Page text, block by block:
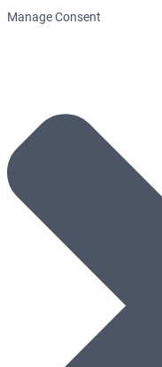
Manage Consent